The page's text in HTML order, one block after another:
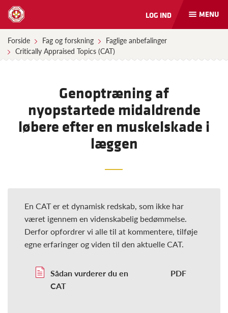
Åbn
og
MENU
LOG IND
Forside Fag og forskning
Faglige anbefalinger
Critically Appraised Topics (CAT)
Genoptræning af
nyopstartede midaldrende
løbere efter en muskelskade i
læggen
En CAT er et dynamisk redskab, som ikke har
været igennem en videnskabelig bedømmelse.
Derfor opfordrer vi alle til at kommentere, tilføje
egne erfaringer og viden til den aktuelle CAT.
Sådan vurderer du en
CAT